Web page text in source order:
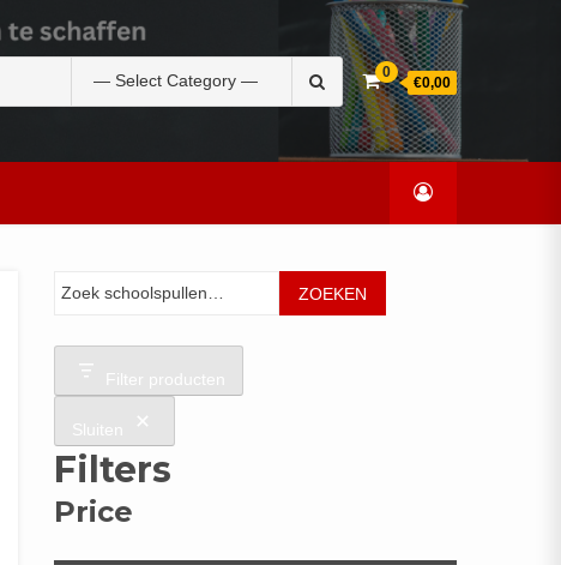
naar:
0
€0,00
ZOEKEN
Filter producten
Sluiten
Filters
Price